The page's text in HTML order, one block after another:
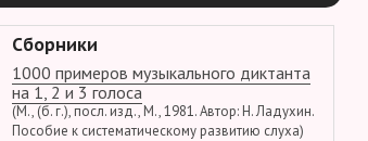
Сборники
1000 примеров музыкального диктанта
на 1, 2 и 3 голоса
(М., (б. г.), посл. изд., М., 1981. Автор: Н. Ладухин.
Пособие к систематическому развитию слуха)